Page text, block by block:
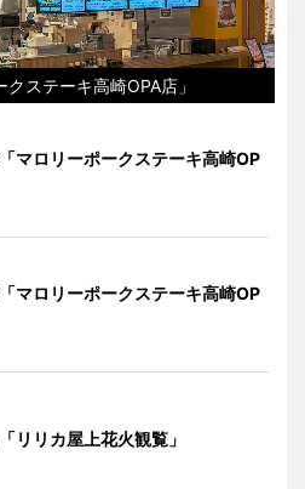
ステーキ高崎OPA店」
マロリーポークステーキ高崎OP
マロリーポークステーキ高崎OP
リリカ屋上花火観覧」